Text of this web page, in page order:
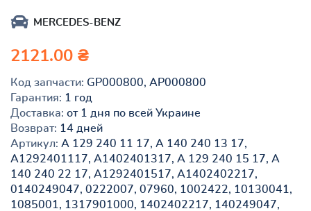
MERCEDES-BENZ
2121.00 ₴
Код запчасти: GP000800, AP000800
Гарантия: 1 год
Доставка: от 1 дня по всей Украине
Возврат: 14 дней
Артикул: A 129 240 11 17, A 140 240 13 17,
A1292401117, A1402401317, A 129 240 15 17, A
140 240 22 17, A1292401517, A1402402217,
0140249047, 0222007, 07960, 1002422, 10130041,
1085001, 1317901000, 1402402217, 140249047,